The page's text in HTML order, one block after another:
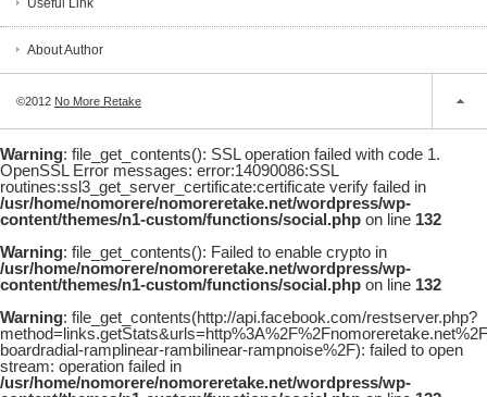
Useful Link
About Author
©2012 No More Retake
Warning: file_get_contents(): SSL operation failed with code 1.
OpenSSL Error messages: error:14090086:SSL
routines:ssl3_get_server_certificate:certificate verify failed in
/usr/home/nomorere/nomoreretake.net/wordpress/wp-
content/themes/n1-custom/functions/social.php on line 132
Warning: file_get_contents(): Failed to enable crypto in
/usr/home/nomorere/nomoreretake.net/wordpress/wp-
content/themes/n1-custom/functions/social.php on line 132
Warning: file_get_contents(http://api.facebook.com/restserver.php?
boardradial-ramplinear-rambilinear-rampnoise%2F): failed to open
stream: operation failed in
/usr/home/nomorere/nomoreretake.net/wordpress/wp-